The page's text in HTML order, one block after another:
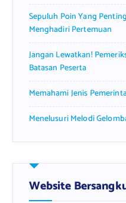
Sepuluh Poin Yang
Menghadiri Pertemuan
Jangan Lewatkan!
Batasan Peserta
Memahami Jenis
Menelusuri Melodi
Website